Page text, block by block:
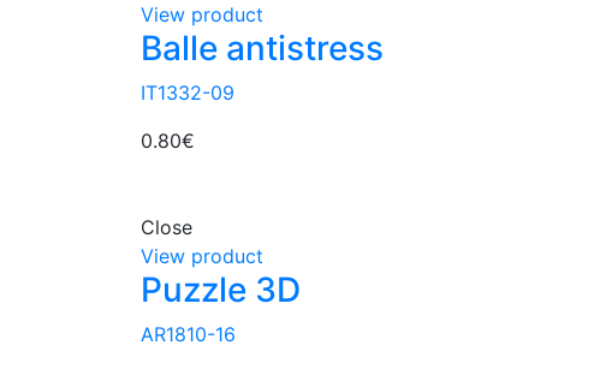
View product
Balle antistress
IT1332-09
0.80€
Close
View product
Puzzle 3D
AR1810-16